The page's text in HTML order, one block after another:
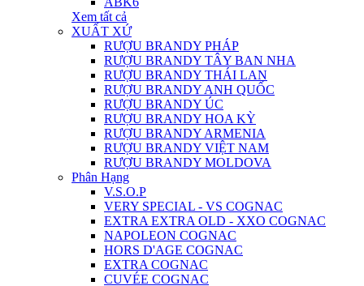
Xem tất cả
XUẤT XỨ
RƯỢU BRANDY PHÁP
RƯỢU BRANDY TÂY BAN NHA
RƯỢU BRANDY THÁI LAN
RƯỢU BRANDY ANH QUỐC
RƯỢU BRANDY ÚC
RƯỢU BRANDY HOA KỲ
RƯỢU BRANDY ARMENIA
RƯỢU BRANDY VIỆT NAM
RƯỢU BRANDY MOLDOVA
Phân Hạng
V.S.O.P
VERY SPECIAL - VS COGNAC
EXTRA EXTRA OLD - XXO COGNAC
NAPOLEON COGNAC
HORS D'AGE COGNAC
EXTRA COGNAC
CUVÉE COGNAC